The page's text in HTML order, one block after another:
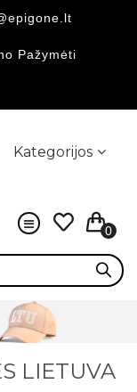
Pažymėti
Kategorijos
0
LIETUVA